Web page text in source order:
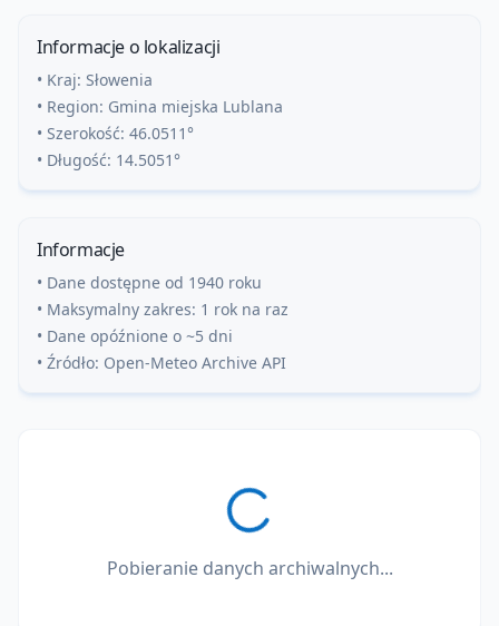
Informacje o lokalizacji
• Kraj: Słowenia
• Region: Gmina miejska Lublana
• Szerokość: 46.0511°
• Długość: 14.5051°
Informacje
• Dane dostępne od 1940 roku
• Maksymalny zakres: 1 rok na raz
• Dane opóźnione o ~5 dni
• Źródło: Open-Meteo Archive API
Pobieranie danych archiwalnych...